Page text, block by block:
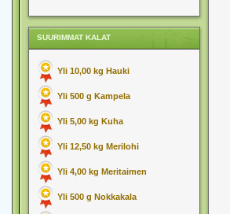
SUURIMMAT KALAT
Yli 10,00 kg Hauki
Yli 500 g Kampela
Yli 5,00 kg Kuha
Yli 12,50 kg Merilohi
Yli 4,00 kg Meritaimen
Yli 500 g Nokkakala